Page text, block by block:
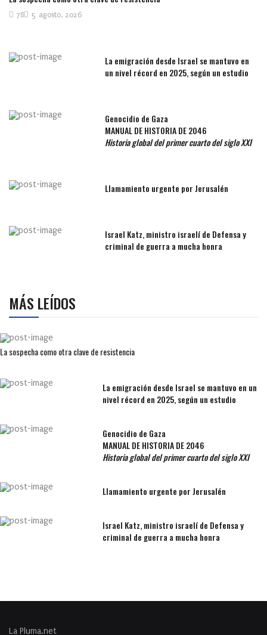
5 agosto, 2026
78
La emigración desde Israel se mantuvo en
un nivel récord en 2025, según un estudio
Genocidio de Gaza
MANUAL DE HISTORIA DE 2046
Historia global del primer cuarto del siglo XXI
Llamamiento urgente por Jerusalén
Israel Katz, ministro israelí de Defensa y
criminal de guerra a mucha honra
MÁS LEÍDOS
La sospecha como otra clave de resistencia
La emigración desde Israel se mantuvo en un
nivel récord en 2025, según un estudio
Genocidio de Gaza
MANUAL DE HISTORIA DE 2046
Historia global del primer cuarto del siglo XXI
Llamamiento urgente por Jerusalén
Israel Katz, ministro israelí de Defensa y
criminal de guerra a mucha honra
La Pluma.net